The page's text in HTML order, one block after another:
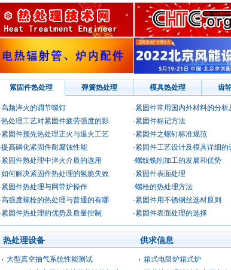
紧固件热处理 弹簧热处理 模具热处理 齿
·高频淬火的调节螺钉
·紧固件常用国内外材料的分析
·热处理工艺对紧固件疲劳强度的影
·紧固件标记方法
·紧固件预先热处理正火与退火工艺
·紧固件之螺钉标准规范
·提高磷化紧固件耐腐蚀性能
·紧固件工艺设计及模具详细的
·紧固件熟处理中淬火介质的选用
·螺纹铣削加工的发展和优势
·如何解决紧固件热处理的氢脆失效
·紧固件表面处理
·紧固件热处理与网带炉操作
·螺栓的热处理方法
·高强度螺栓的热处理与普通的有哪
·紧固件用不锈钢丝选材原则
·紧固件热处理的优势及质量控制
·紧固件表面处理的选择
热处理设备 供求信息
大型真空抽气系统性能测试
箱式电阻炉箱式炉